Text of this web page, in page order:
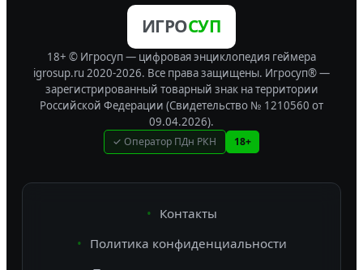
ИГРОСУП
18+ © Игросуп — цифровая энциклопедия геймера
igrosup.ru 2020-2026. Все права защищены. Игросуп® —
зарегистрированный товарный знак на территории
Российской Федерации (Свидетельство № 1210560 от
09.04.2026).
✓ Оператор ПДн РКН 18+
Контакты
Политика конфиденциальности